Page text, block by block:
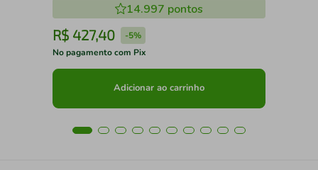
14.997 pontos
R$ 427,40 -5%
No pagamento com Pix
Adicionar ao carrinho